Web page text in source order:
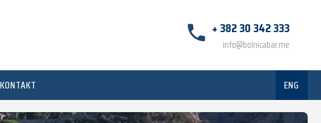
+ 382 30 342 333
info@bolnicabar.me
KONTAKT ENG